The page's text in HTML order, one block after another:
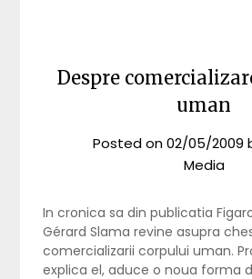
Despre
uman
Posted on02/05/2009
Media
In cronica sa din publicatia
Gérard Slama revine asupra
comercializarii corpului uman.
explica el, aduce o noua forma